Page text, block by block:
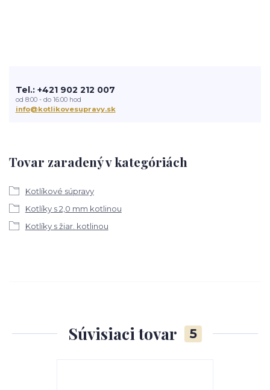
Tovar zaradený v kategóriách
Kotlíkové súpravy
Kotlíky s 2,0 mm kotlinou
Kotlíky s žiar. kotlinou
Tel.: +421 902 212 007
od 8:00 - do 16:00 hod
info@kotlikovesupravy.sk
Súvisiaci tovar 5